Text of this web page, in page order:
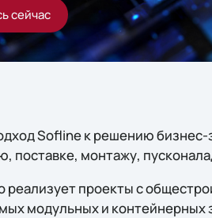
сейчас
Sofline к решению бизнес-
поставке, монтажу,
проекты с
модульных и контейнерных